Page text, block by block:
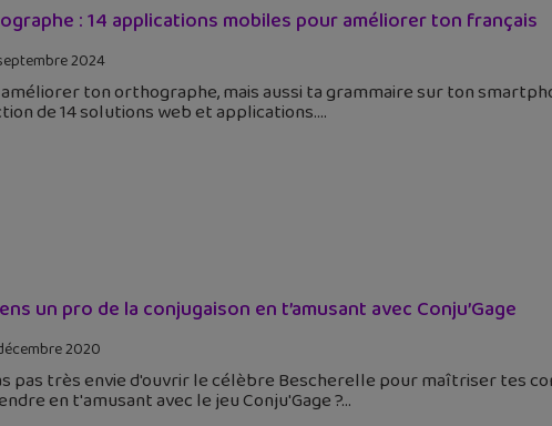
: 14 applications mobiles pour améliorer ton français
2024
ton orthographe, mais aussi ta grammaire sur ton
de 14 solutions web et applications.
un pro de la conjugaison en t’amusant avec Conju’Gage
2020
pas très envie d'ouvrir le célèbre Bescherelle pour maîtriser tes
en t'amusant avec le jeu Conju'Gage ?